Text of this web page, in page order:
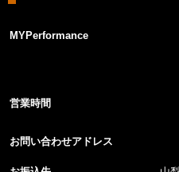
MYPerformance
営業時間
お問い合わせアドレス